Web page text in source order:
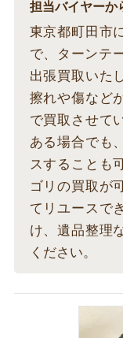
担当バイヤーか
東京都町田市
で、ターンテ
出張買取いた
擦れや傷など
で買取させて
ある場合でも
スすることも
ゴリの買取が
てリユースで
け、遺品整理
ください。